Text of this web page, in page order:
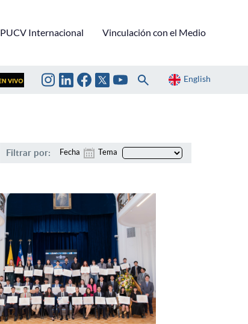
PUCV Internacional Vinculación con el Medio
English
Filtrar por: Fecha Tema